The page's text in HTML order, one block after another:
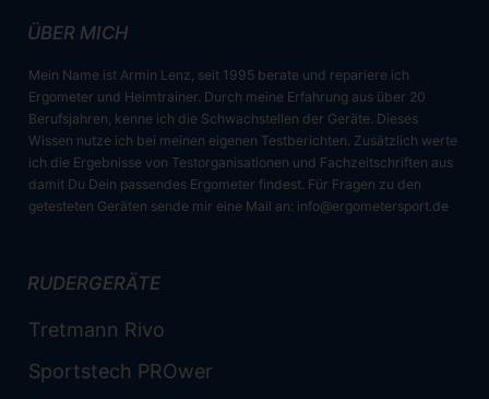
ÜBER MICH
Mein Name ist Armin Lenz, seit 1995 berate und repariere ich
Ergometer und Heimtrainer. Durch meine Erfahrung aus über 20
Berufsjahren, kenne ich die Schwachstellen der Geräte. Dieses
Wissen nutze ich bei meinen eigenen Testberichten. Zusätzlich werte
ich die Ergebnisse von Testorganisationen und Fachzeitschriften aus
damit Du Dein passendes Ergometer findest. Für Fragen zu den
getesteten Geräten sende mir eine Mail an: info@ergometersport.de
RUDERGERÄTE
Tretmann Rivo
Sportstech PROwer